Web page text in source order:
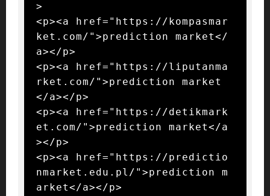
>
<p><a href="https://kompasmar
ket.com/">prediction market</
a></p>
<p><a href="https://liputanma
rket.com/">prediction market
</a></p>
<p><a href="https://detikmark
et.com/">prediction market</a
></p>
<p><a href="https://predictio
nmarket.edu.pl/">prediction m
arket</a></p>